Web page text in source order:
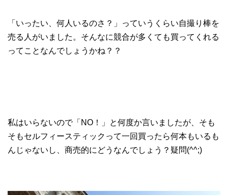
「いったい、何人いるのさ？」っていうくらい自撮り棒を
売る人がいました。そんなに競合が多くても買ってくれる
ってことなんでしょうかね？？
私はいらないので「NO！」と何度か言いましたが、そも
そもセルフィースティックって一回買ったら何本もいるも
んじゃないし、商売的にどうなんでしょう？疑問(^^;)